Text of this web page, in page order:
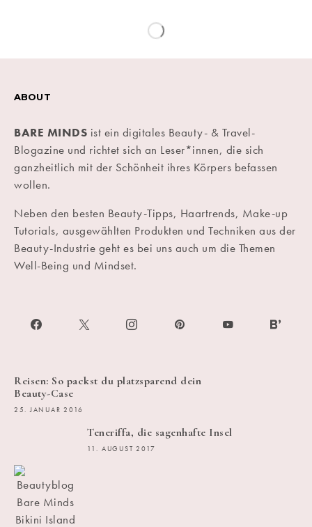
ABOUT
BARE MINDS ist ein digitales Beauty- & Travel-
Blogazine und richtet sich an Leser*innen, die sich
ganzheitlich mit der Schönheit ihres Körpers befassen
wollen.
Neben den besten Beauty-Tipps, Haartrends, Make-up
Tutorials, ausgewählten Produkten und Techniken aus der
Beauty-Industrie geht es bei uns auch um die Themen
Well-Being und Mindset.
Reisen: So packst du platzsparend dein
Beauty-Case
25. JANUAR 2016
Teneriffa, die sagenhafte Insel
11. AUGUST 2017